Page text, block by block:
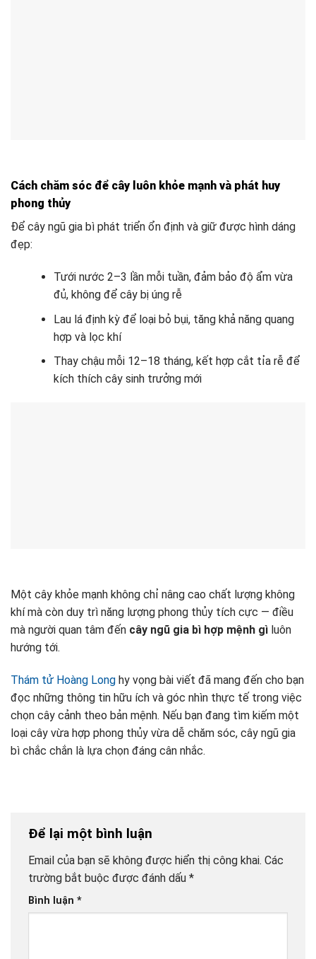
Cách chăm sóc để cây luôn khỏe mạnh và phát huy
phong thủy
Để cây ngũ gia bì phát triển ổn định và giữ được hình dáng
đẹp:
Tưới nước 2–3 lần mỗi tuần, đảm bảo độ ẩm vừa
đủ, không để cây bị úng rễ
Lau lá định kỳ để loại bỏ bụi, tăng khả năng quang
hợp và lọc khí
Thay chậu mỗi 12–18 tháng, kết hợp cắt tỉa rễ để
kích thích cây sinh trưởng mới
Một cây khỏe mạnh không chỉ nâng cao chất lượng không
khí mà còn duy trì năng lượng phong thủy tích cực — điều
mà người quan tâm đến cây ngũ gia bì hợp mệnh gì luôn
hướng tới.
Thám tử Hoàng Long hy vọng bài viết đã mang đến cho bạn
đọc những thông tin hữu ích và góc nhìn thực tế trong việc
chọn cây cảnh theo bản mệnh. Nếu bạn đang tìm kiếm một
loại cây vừa hợp phong thủy vừa dễ chăm sóc, cây ngũ gia
bì chắc chắn là lựa chọn đáng cân nhắc.
Để lại một bình luận
Email của bạn sẽ không được hiển thị công khai. Các
trường bắt buộc được đánh dấu *
Bình luận *